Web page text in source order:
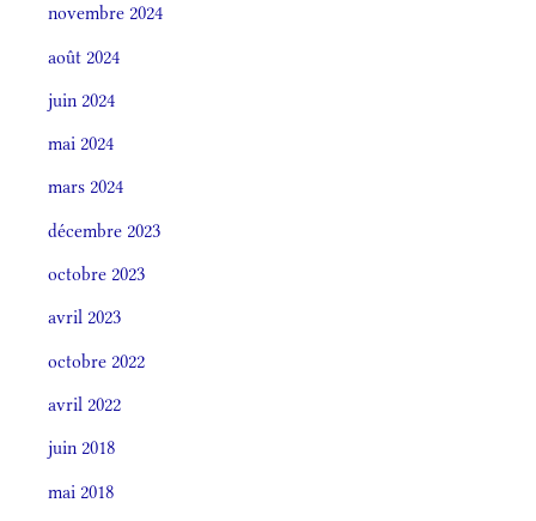
novembre 2024
août 2024
juin 2024
mai 2024
mars 2024
décembre 2023
octobre 2023
avril 2023
octobre 2022
avril 2022
juin 2018
mai 2018